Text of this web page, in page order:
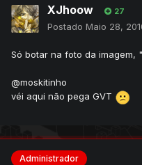
XJhoow 27
Postado Maio 28,
Só botar na foto da imagem,
@moskitinho
véi aqui não pega GVT
Administrador